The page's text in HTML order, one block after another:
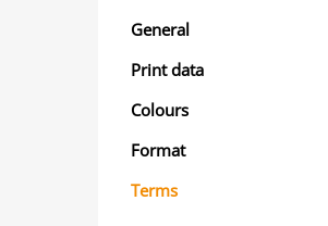
General
Print data
Colours
Format
Terms